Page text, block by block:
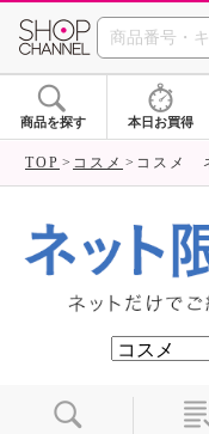
商品を探す 本日お買得
TOP コスメ コスメ